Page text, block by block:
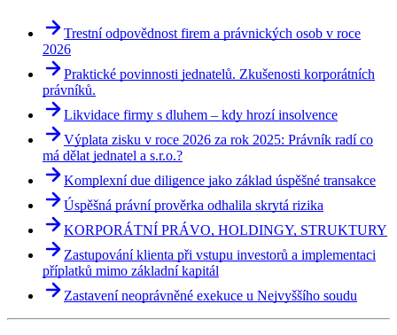
Trestní odpovědnost firem a právnických osob v roce
2026
Praktické povinnosti jednatelů. Zkušenosti korporátních
právníků.
Likvidace firmy s dluhem – kdy hrozí insolvence
Výplata zisku v roce 2026 za rok 2025: Právník radí co
má dělat jednatel a s.r.o.?
Komplexní due diligence jako základ úspěšné transakce
Úspěšná právní prověrka odhalila skrytá rizika
KORPORÁTNÍ PRÁVO, HOLDINGY, STRUKTURY
Zastupování klienta při vstupu investorů a implementaci
příplatků mimo základní kapitál
Zastavení neoprávněné exekuce u Nejvyššího soudu